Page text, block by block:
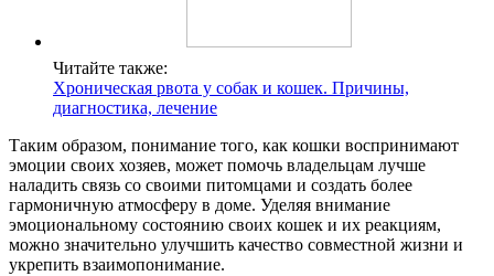
Читайте также:
Хроническая рвота у собак и кошек. Причины,
диагностика, лечение
Таким образом, понимание того, как кошки воспринимают
эмоции своих хозяев, может помочь владельцам лучше
наладить связь со своими питомцами и создать более
гармоничную атмосферу в доме. Уделяя внимание
эмоциональному состоянию своих кошек и их реакциям,
можно значительно улучшить качество совместной жизни и
укрепить взаимопонимание.